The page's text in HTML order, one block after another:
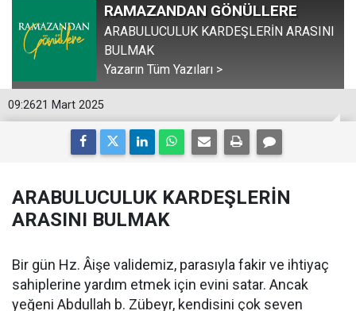
RAMAZANDAN GÖNÜLLERE
ARABULUCULUK KARDEŞLERİN ARASINI
BULMAK
Yazarın Tüm Yazıları >
09:2621 Mart 2025
ARABULUCULUK KARDEŞLERİN
ARASINI BULMAK
Bir gün Hz. Âişe validemiz, parasıyla fakir ve ihtiyaç
sahiplerine yardım etmek için evini satar. Ancak
yeğeni Abdullah b. Zübeyr, kendisini çok seven